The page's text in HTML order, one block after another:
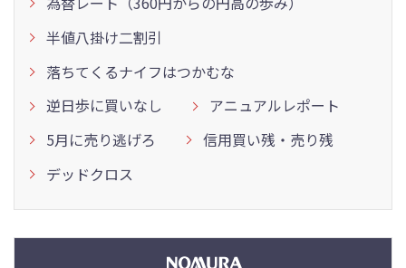
半値八掛け二割引
落ちてくるナイフはつかむな
逆日歩に買いなし
アニュアルレポート
5月に売り逃げろ
信用買い残・売り残
デッドクロス